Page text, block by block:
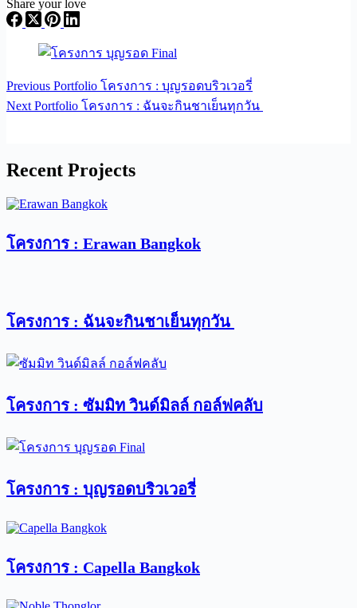
Share your love
Previous Portfolio โครงการ : บุญรอดบริวเวอรี่
Next Portfolio โครงการ : ฉันจะกินชาเย็นทุกวัน
Recent Projects
โครงการ : Erawan Bangkok
โครงการ : ฉันจะกินชาเย็นทุกวัน
โครงการ : ซัมมิท วินด์มิลล์ กอล์ฟคลับ
โครงการ : บุญรอดบริวเวอรี่
โครงการ : Capella Bangkok